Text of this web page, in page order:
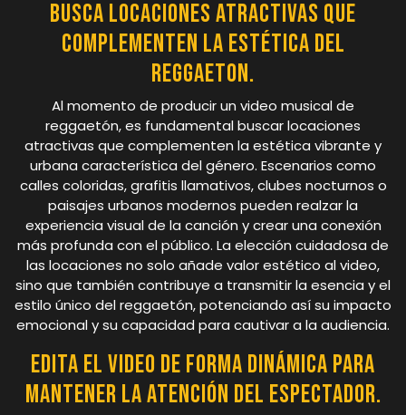
Busca locaciones atractivas que
complementen la estética del
reggaeton.
Al momento de producir un video musical de
reggaetón, es fundamental buscar locaciones
atractivas que complementen la estética vibrante y
urbana característica del género. Escenarios como
calles coloridas, grafitis llamativos, clubes nocturnos o
paisajes urbanos modernos pueden realzar la
experiencia visual de la canción y crear una conexión
más profunda con el público. La elección cuidadosa de
las locaciones no solo añade valor estético al video,
sino que también contribuye a transmitir la esencia y el
estilo único del reggaetón, potenciando así su impacto
emocional y su capacidad para cautivar a la audiencia.
Edita el video de forma dinámica para
mantener la atención del espectador.